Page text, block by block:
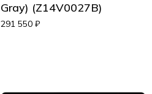
Gray) (Z14V0027B)
291 550 ₽